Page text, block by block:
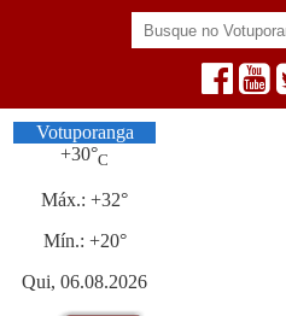
Votuporanga
+30°C
Máx.:+32°
Mín.: +20°
Qui, 06.08.2026